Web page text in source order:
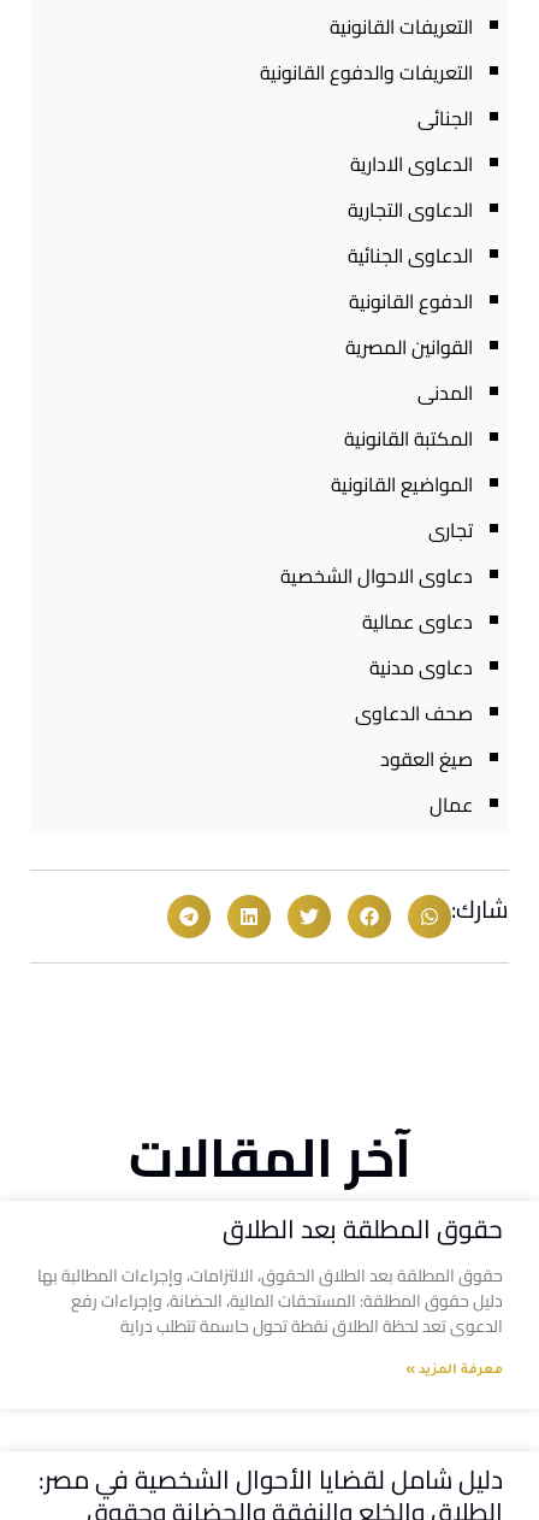
التعريفات القانونية
التعريفات والدفوع القانونية
الجنائى
الدعاوى الادارية
الدعاوى التجارية
الدعاوى الجنائية
الدفوع القانونية
القوانين المصرية
المدنى
المكتبة القانونية
المواضيع القانونية
تجارى
دعاوى الاحوال الشخصية
دعاوى عمالية
دعاوى مدنية
صحف الدعاوى
صيغ العقود
عمال
شارك:
آخر المقالات
حقوق المطلقة بعد الطلاق
حقوق المطلقة بعد الطلاق الحقوق، الالتزامات، وإجراءات المطالبة بها
دليل حقوق المطلقة: المستحقات المالية، الحضانة، وإجراءات رفع
الدعوى تعد لحظة الطلاق نقطة تحول حاسمة تتطلب دراية
معرفة المزيد »
دليل شامل لقضايا الأحوال الشخصية في مصر: